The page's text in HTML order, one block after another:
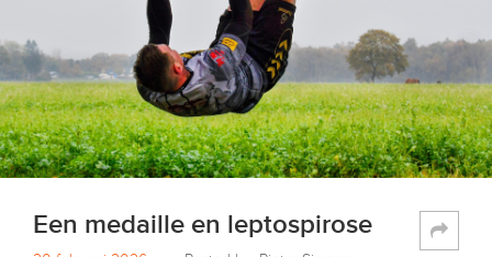
Een medaille en leptospirose